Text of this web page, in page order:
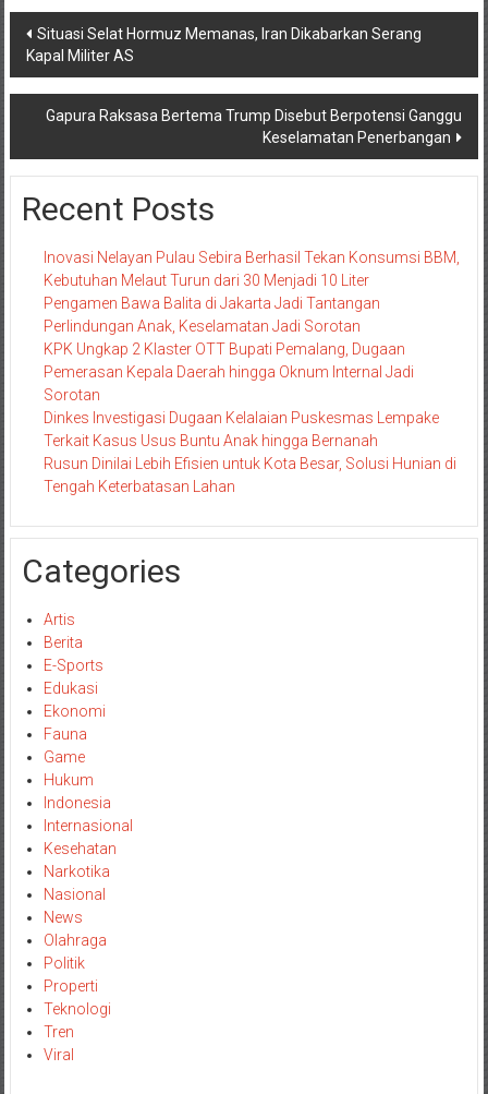
Navigasi
pos
Situasi Selat Hormuz Memanas, Iran Dikabarkan Serang
Kapal Militer AS
Gapura Raksasa Bertema Trump Disebut Berpotensi Ganggu
Keselamatan Penerbangan
Recent Posts
Inovasi Nelayan Pulau Sebira Berhasil Tekan Konsumsi BBM,
Kebutuhan Melaut Turun dari 30 Menjadi 10 Liter
Pengamen Bawa Balita di Jakarta Jadi Tantangan
Perlindungan Anak, Keselamatan Jadi Sorotan
KPK Ungkap 2 Klaster OTT Bupati Pemalang, Dugaan
Pemerasan Kepala Daerah hingga Oknum Internal Jadi
Sorotan
Dinkes Investigasi Dugaan Kelalaian Puskesmas Lempake
Terkait Kasus Usus Buntu Anak hingga Bernanah
Rusun Dinilai Lebih Efisien untuk Kota Besar, Solusi Hunian di
Tengah Keterbatasan Lahan
Categories
Artis
Berita
E-Sports
Edukasi
Ekonomi
Fauna
Game
Hukum
Indonesia
Internasional
Kesehatan
Narkotika
Nasional
News
Olahraga
Politik
Properti
Teknologi
Tren
Viral